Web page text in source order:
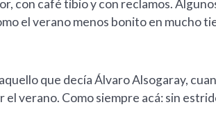
con café tibio y con reclamos.
el verano menos bonito en mucho
que decía Álvaro Alsogaray,
el verano. Como siempre acá: sin